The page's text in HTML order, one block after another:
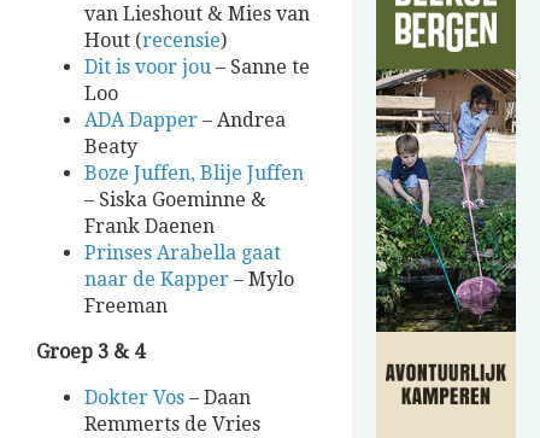
van Lieshout & Mies van
Hout (recensie)
Dit is voor jou – Sanne te
Loo
ADA Dapper – Andrea
Beaty
Boze Juffen, Blije Juffen
– Siska Goeminne &
Frank Daenen
Prinses Arabella gaat
naar de Kapper – Mylo
Freeman
Groep 3 & 4
Dokter Vos – Daan
Remmerts de Vries